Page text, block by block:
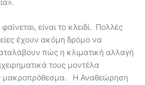
είναι το κλειδί. Πολλές
έχουν ακόμη δρόμο να
πώς η κλιματική αλλαγή
τους μοντέλα
μακροπρόθεσμα. Η Αναθεώρηση